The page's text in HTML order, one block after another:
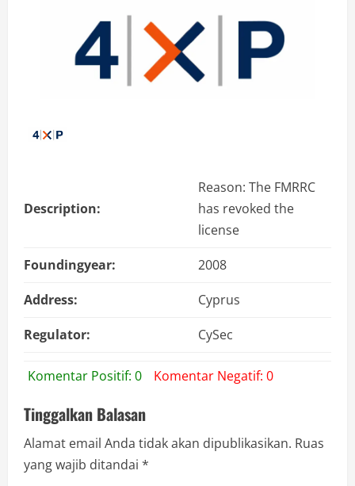
Description:
Reason: The FMRRC
has revoked the
license
Foundingyear:
2008
Address:
Cyprus
Regulator:
CySec
Komentar Positif: 0 Komentar Negatif: 0
Tinggalkan Balasan
Alamat email Anda tidak akan dipublikasikan. Ruas
yang wajib ditandai *